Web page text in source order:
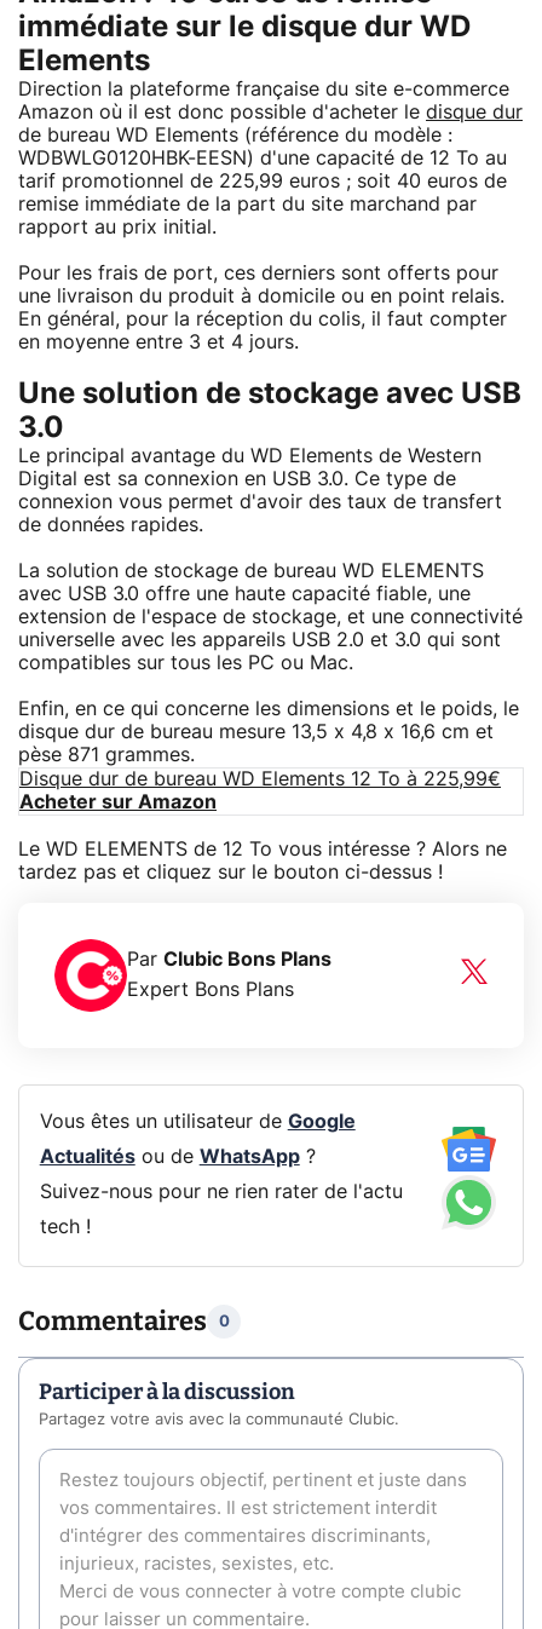
immédiate sur le disque dur WD
Elements
Direction la plateforme française du site e-commerce
Amazon où il est donc possible d'acheter le disque dur
de bureau WD Elements (référence du modèle :
WDBWLG0120HBK-EESN) d'une capacité de 12 To au
tarif promotionnel de 225,99 euros ; soit 40 euros de
remise immédiate de la part du site marchand par
rapport au prix initial.
Pour les frais de port, ces derniers sont offerts pour
une livraison du produit à domicile ou en point relais.
En général, pour la réception du colis, il faut compter
en moyenne entre 3 et 4 jours.
Une solution de stockage avec USB
3.0
Le principal avantage du WD Elements de Western
Digital est sa connexion en USB 3.0. Ce type de
connexion vous permet d'avoir des taux de transfert
de données rapides.
La solution de stockage de bureau WD ELEMENTS
avec USB 3.0 offre une haute capacité fiable, une
extension de l'espace de stockage, et une connectivité
universelle avec les appareils USB 2.0 et 3.0 qui sont
compatibles sur tous les PC ou Mac.
Enfin, en ce qui concerne les dimensions et le poids, le
disque dur de bureau mesure 13,5 x 4,8 x 16,6 cm et
pèse 871 grammes.
Disque dur de bureau WD Elements 12 To à 225,99€
Acheter sur Amazon
Le WD ELEMENTS de 12 To vous intéresse ? Alors ne
tardez pas et cliquez sur le bouton ci-dessus !
Par Clubic Bons Plans
Expert Bons Plans
Vous êtes un utilisateur de Google
Actualitésou de WhatsApp?
Suivez-nous pour ne rien rater de l'actu
tech !
Commentaires 0
Participer à la discussion
Partagez votre avis avec la communauté Clubic.